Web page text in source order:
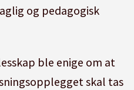
og pedagogisk
ble enige om at
skal tas